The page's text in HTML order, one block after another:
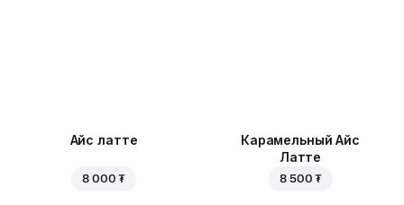
Айс латте
8 000 ₮
Карамельный Айс
Латте
8 500 ₮